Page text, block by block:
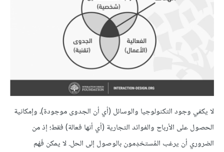
لا يكفي وجود التكنولوجيا والوسائل (أي أن الجدوى موجودة)، وإمكانية
الحصول على الأرباح والفوائد التجارية (أي أنها فعالة) فقط؛ إذ من
الضروري أن يرغب المُستخدِمون بالوصول إلى الحل. لا يمكن فَهْم